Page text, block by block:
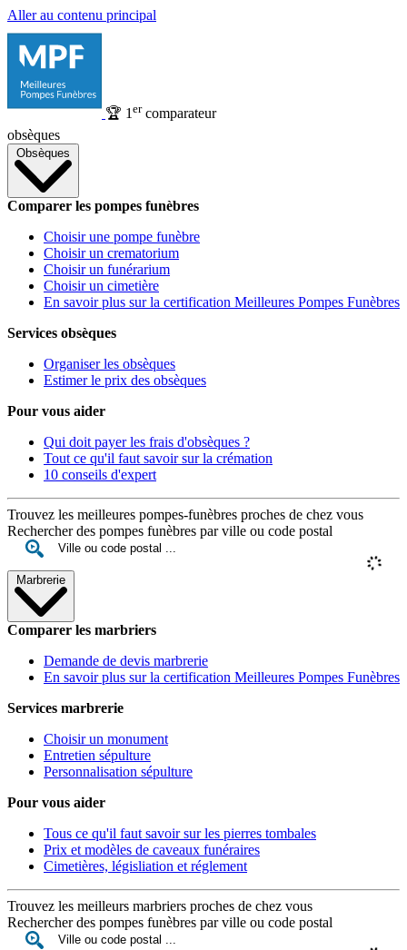
Aller au contenu principal
🏆 1 ercomparateur
obsèques
Obsèques
Comparer les pompes funèbres
Choisir une pompe funèbre
Choisir un crematorium
Choisir un funérarium
Choisir un cimetière
En savoir plus sur la certification Meilleures Pompes Funèbres
Services obsèques
Organiser les obsèques
Estimer le prix des obsèques
Pour vous aider
Qui doit payer les frais d'obsèques ?
Tout ce qu'il faut savoir sur la crémation
10 conseils d'expert
Trouvez les meilleures pompes-funèbres proches de chez vous
Rechercher des pompes funèbres par ville ou code postal
Marbrerie
Comparer les marbriers
Demande de devis marbrerie
En savoir plus sur la certification Meilleures Pompes Funèbres
Services marbrerie
Choisir un monument
Entretien sépulture
Personnalisation sépulture
Pour vous aider
Tous ce qu'il faut savoir sur les pierres tombales
Prix et modèles de caveaux funéraires
Cimetières, législiation et réglement
Trouvez les meilleurs marbriers proches de chez vous
Rechercher des pompes funèbres par ville ou code postal